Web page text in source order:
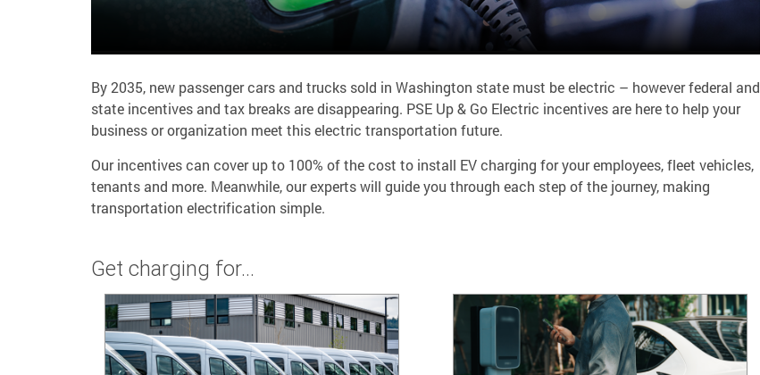
By 2035, new passenger cars and trucks sold in Washington state must be electric – however federal and
state incentives and tax breaks are disappearing. PSE Up & Go Electric incentives are here to help your
business or organization meet this electric transportation future.
Our incentives can cover up to 100% of the cost to install EV charging for your employees, fleet vehicles,
tenants and more. Meanwhile, our experts will guide you through each step of the journey, making
transportation electrification simple.
Get charging for…